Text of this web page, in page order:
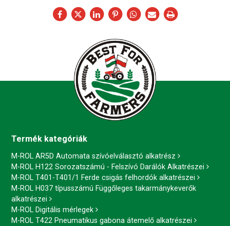
Termék kategóriák
M-ROL AR5D Automata szívóelválasztó alkatrész
M-ROL H122 Sorozatszámú - Felszívó Darálók Alkatrészei
M-ROL T401-T401/1 Ferde csigás felhordók alkatrészei
M-ROL H037 típusszámú Függőleges takarmánykeverők
alkatrészei
M-ROL Digitális mérlegek
M-ROL T422 Pneumatikus gabona átemelő alkatrészei